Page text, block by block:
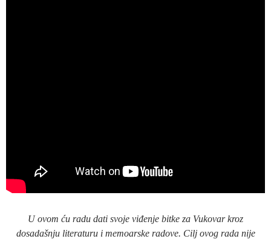
U ovom ću radu dati svoje viđenje bitke za Vukovar kroz
dosadašnju literaturu i memoarske radove. Cilj ovog rada nije